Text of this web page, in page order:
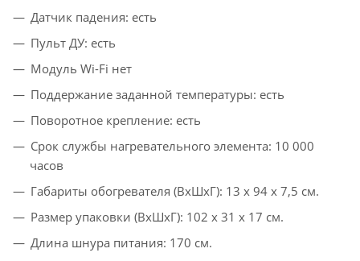
Датчик падения: есть
Пульт ДУ: есть
Модуль Wi-Fi нет
Поддержание заданной температуры: есть
Поворотное крепление: есть
Срок службы нагревательного элемента: 10 000
часов
Габариты обогревателя (ВxШxГ): 13 x 94 x 7,5 см.
Размер упаковки (ВхШxГ): 102 x 31 x 17 см.
Длина шнура питания: 170 см.